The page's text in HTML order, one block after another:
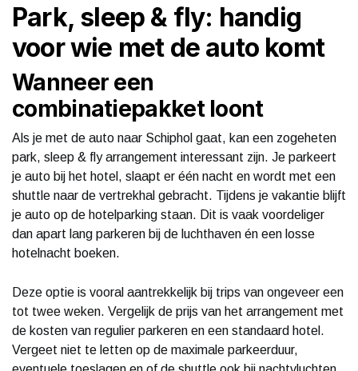
Park, sleep & fly: handig
voor wie met de auto komt
Wanneer een
combinatiepakket loont
Als je met de auto naar Schiphol gaat, kan een zogeheten
park, sleep & fly arrangement interessant zijn. Je parkeert
je auto bij het hotel, slaapt er één nacht en wordt met een
shuttle naar de vertrekhal gebracht. Tijdens je vakantie blijft
je auto op de hotelparking staan. Dit is vaak voordeliger
dan apart lang parkeren bij de luchthaven én een losse
hotelnacht boeken.
Deze optie is vooral aantrekkelijk bij trips van ongeveer een
tot twee weken. Vergelijk de prijs van het arrangement met
de kosten van regulier parkeren en een standaard hotel.
Vergeet niet te letten op de maximale parkeerduur,